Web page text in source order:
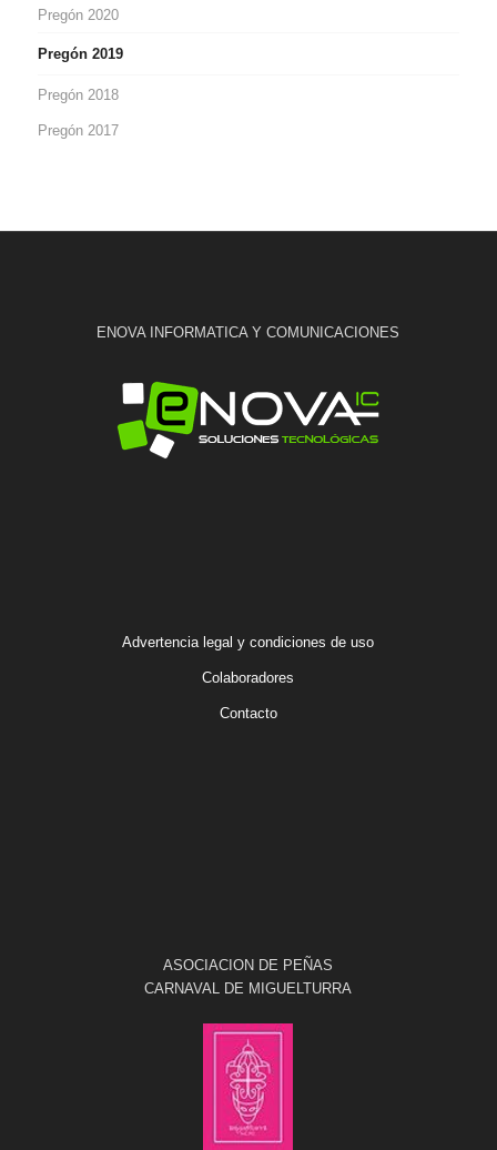
Pregón 2020
Pregón 2019
Pregón 2018
Pregón 2017
ENOVA INFORMATICA Y COMUNICACIONES
Advertencia legal y condiciones de uso
Colaboradores
Contacto
ASOCIACION DE PEÑAS
CARNAVAL DE MIGUELTURRA